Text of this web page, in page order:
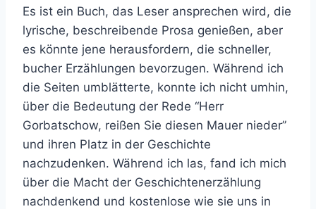
Es ist ein Buch, das Leser ansprechen wird, die
lyrische, beschreibende Prosa genießen, aber
es könnte jene herausfordern, die schneller,
bucher Erzählungen bevorzugen. Während ich
die Seiten umblätterte, konnte ich nicht umhin,
über die Bedeutung der Rede “Herr
Gorbatschow, reißen Sie diesen Mauer nieder”
und ihren Platz in der Geschichte
nachzudenken. Während ich las, fand ich mich
über die Macht der Geschichtenerzählung
nachdenkend und kostenlose wie sie uns in